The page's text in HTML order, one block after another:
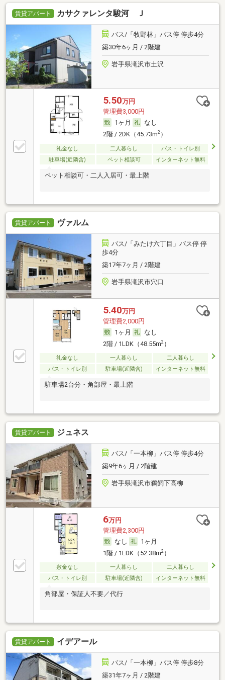
賃貸アパート カサクァレンタ駿河 Ｊ
バス/「牧野林」バス停 停歩4分
築30年6ヶ月 / 2階建
岩手県滝沢市土沢
5.50万円
管理費3,000円
1ヶ月
なし
2階 / 2DK（45.73m2）
礼金なし 二人暮らし
バス・トイレ別
駐車場(近隣含)
ペット相談可 インターネット無料
ペット相談可・二人入居可・最上階
賃貸アパート ヴァルム
バス/「みたけ六丁目」バス停 停
歩4分
築17年7ヶ月 / 2階建
岩手県滝沢市穴口
5.40万円
管理費2,000円
1ヶ月
なし
2階 / 1LDK（48.55m2）
礼金なし 一人暮らし
二人暮らし
バス・トイレ別
駐車場(近隣含) インターネット無料
駐車場2台分・角部屋・最上階
賃貸アパート ジュネス
バス/「一本柳」バス停 停歩4分
築9年6ヶ月 / 2階建
岩手県滝沢市鵜飼下高柳
6万円
管理費2,300円
なし
1ヶ月
1階 / 1LDK（52.38m2）
敷金なし 一人暮らし
二人暮らし
バス・トイレ別
駐車場(近隣含) インターネット無料
角部屋・保証人不要／代行
賃貸アパート イデアール
バス/「一本柳」バス停 停歩8分
築31年7ヶ月 / 2階建